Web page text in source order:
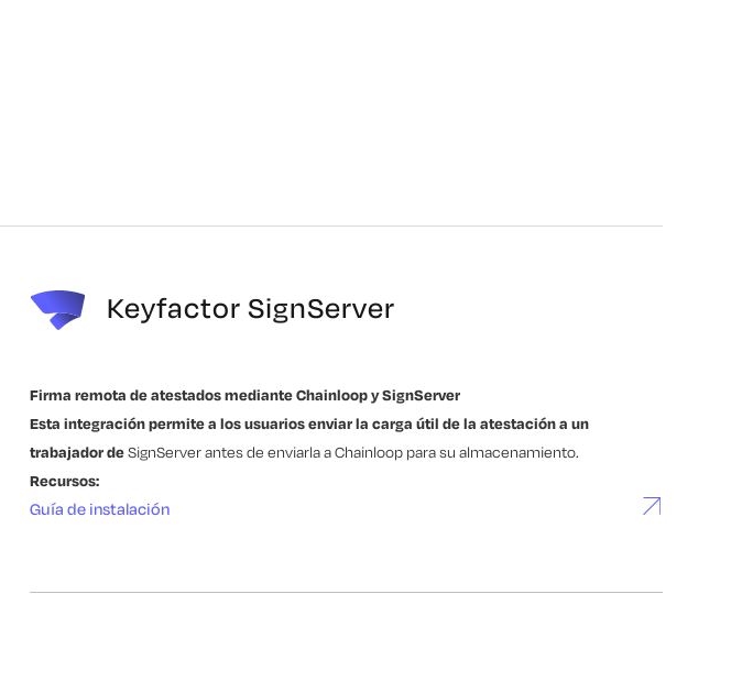
Keyfactor SignServer
Firma remota de atestados mediante Chainloop y SignServer
Esta integración permite a los usuarios enviar la carga útil de la atestación a un
trabajador deSignServer antes de enviarla a Chainloop para su almacenamiento.
Recursos:
Guía de instalación